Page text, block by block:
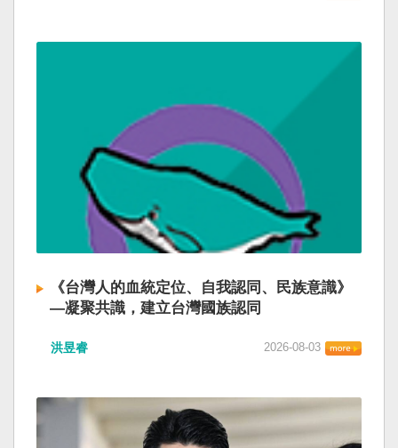
《台灣人的血統定位、自我認同、民族意識》
—凝聚共識，建立台灣國族認同
洪昱睿 2026-08-03